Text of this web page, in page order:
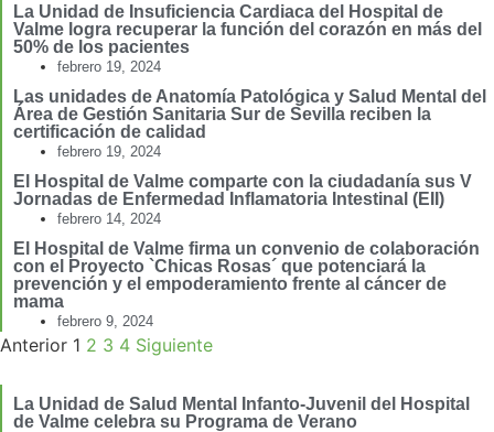
La Unidad de Insuficiencia Cardiaca del Hospital de
Valme logra recuperar la función del corazón en más del
50% de los pacientes
febrero 19, 2024
Las unidades de Anatomía Patológica y Salud Mental del
Área de Gestión Sanitaria Sur de Sevilla reciben la
certificación de calidad
febrero 19, 2024
El Hospital de Valme comparte con la ciudadanía sus V
Jornadas de Enfermedad Inflamatoria Intestinal (EII)
febrero 14, 2024
El Hospital de Valme firma un convenio de colaboración
con el Proyecto `Chicas Rosas´ que potenciará la
prevención y el empoderamiento frente al cáncer de
mama
febrero 9, 2024
Anterior 1 2 3 4 Siguiente
La Unidad de Salud Mental Infanto-Juvenil del Hospital
de Valme celebra su Programa de Verano